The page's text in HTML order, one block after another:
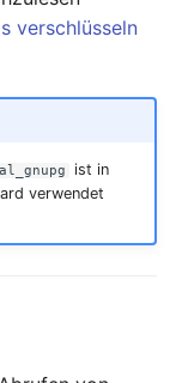
verschlüsseln
ist in
verwendet